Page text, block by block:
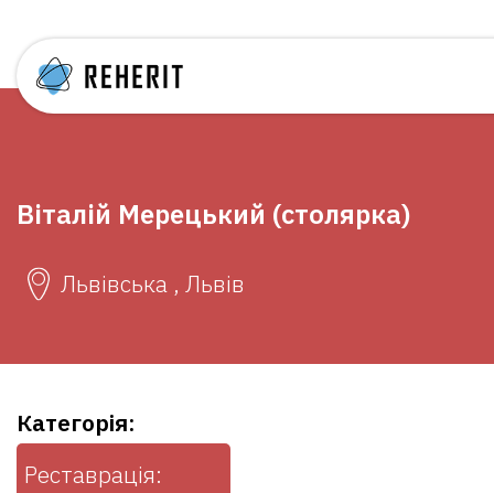
Віталій Мерецький (столярка)
Львівська , Львів
Категорія:
Реставрація: